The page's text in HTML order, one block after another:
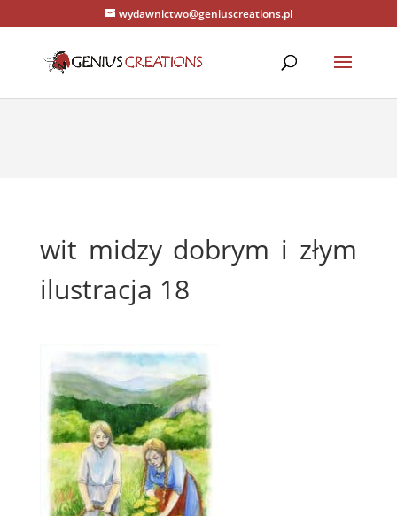
Warning: Constant WP_CACHE already defined in
/home/zenstrona/domains/geniuscreations.pl/public_html/wp-
config.phpon line 94
wydawnictwo@geniuscreations.pl
wit midzy dobrym i złym
ilustracja 18